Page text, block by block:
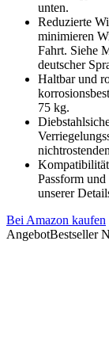
unten.
Reduzierte
minimieren
Fahrt. Siehe
deutscher
Haltbar und
75 kg.
Passform
unserer
Bei Amazon kaufen
AngebotBestseller